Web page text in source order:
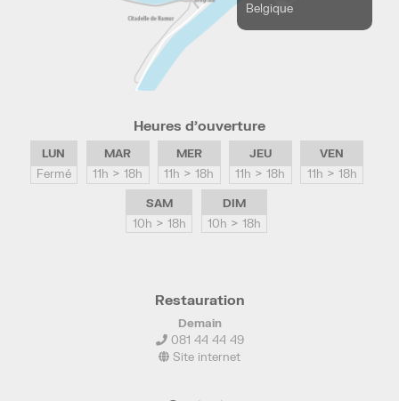
Belgique
Heures d’ouverture
LUN
Fermé
MAR
11h > 18h
MER
11h > 18h
JEU
11h > 18h
VEN
11h > 18h
SAM
10h > 18h
DIM
10h > 18h
Restauration
Demain
081 44 44 49
Site internet